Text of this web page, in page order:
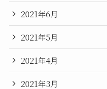
2021年6月
2021年5月
2021年4月
2021年3月